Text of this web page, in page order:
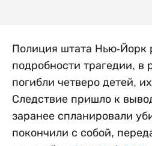
Полиция штата Нью-Йорк
подробности трагедии, в
погибли четверо детей,
Следствие пришло к
заранее спланировали
покончили с собой,